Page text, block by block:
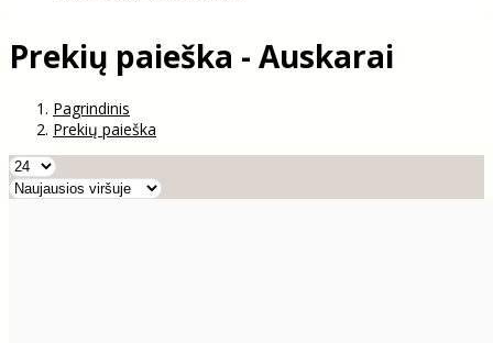
Prekių paieška - Auskarai
Pagrindinis
Prekių paieška